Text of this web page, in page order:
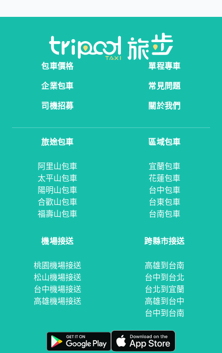
包車價格
單程專車
企業包車
常見問題
司機招募
關於我們
旅途包車
阿里山包車
太平山包車
陽明山包車
合歡山包車
福壽山包車
區域包車
宜蘭包車
花蓮包車
台中包車
台東包車
台南包車
機場接送
桃園機場接送
松山機場接送
台中機場接送
高雄機場接送
跨縣市接送
高雄到台南
台中到台北
台北到宜蘭
高雄到台中
台中到台南